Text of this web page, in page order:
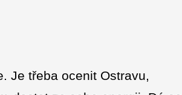
Je třeba ocenit Ostravu,